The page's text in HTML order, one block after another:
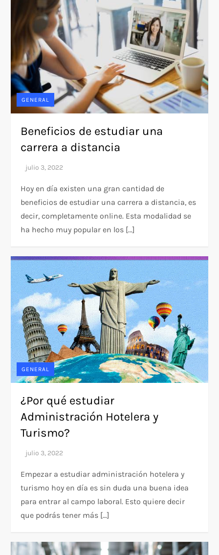
GENERAL
Beneficios de estudiar una
carrera a distancia
Hoy en día existen una gran cantidad de
beneficios de estudiar una carrera a distancia, es
decir, completamente online. Esta modalidad se
ha hecho muy popular en los […]
GENERAL
¿Por qué estudiar
Administración Hotelera y
Turismo?
Empezar a estudiar administración hotelera y
turismo hoy en día es sin duda una buena idea
para entrar al campo laboral. Esto quiere decir
que podrás tener más […]